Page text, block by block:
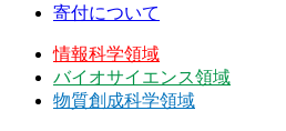
寄付について
情報科学領域
バイオサイエンス領域
物質創成科学領域